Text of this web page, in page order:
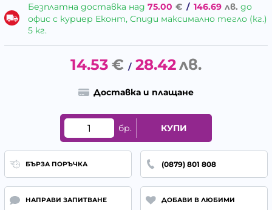
Безплатна доставка над 75.00 € / 146.69 лв. до
офис с куриер Еконт, Спиди максимално тегло (кг.)
5 кг.
14.53 € / 28.42лв.
Доставка и плащане
бр. КУПИ
БЪРЗА ПОРЪЧКА (0879) 801 808
НАПРАВИ ЗАПИТВАНЕ ДОБАВИ В ЛЮБИМИ